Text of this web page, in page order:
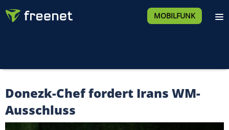
MOBILFUNK
Donezk-Chef fordert Irans WM-
Ausschluss